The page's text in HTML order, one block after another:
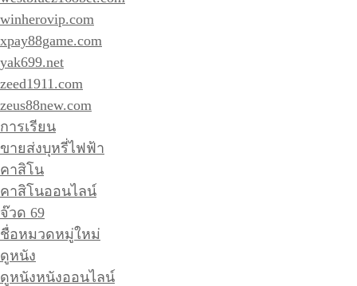
winherovip.com
xpay88game.com
yak699.net
zeed1911.com
zeus88new.com
การเรียน
ขายส่งบุหรี่ไฟฟ้า
คาสิโน
คาสิโนออนไลน์
จ๊วด 69
ชื่อหมวดหมู่ใหม่
ดูหนัง
ดูหนังหนังออนไลน์